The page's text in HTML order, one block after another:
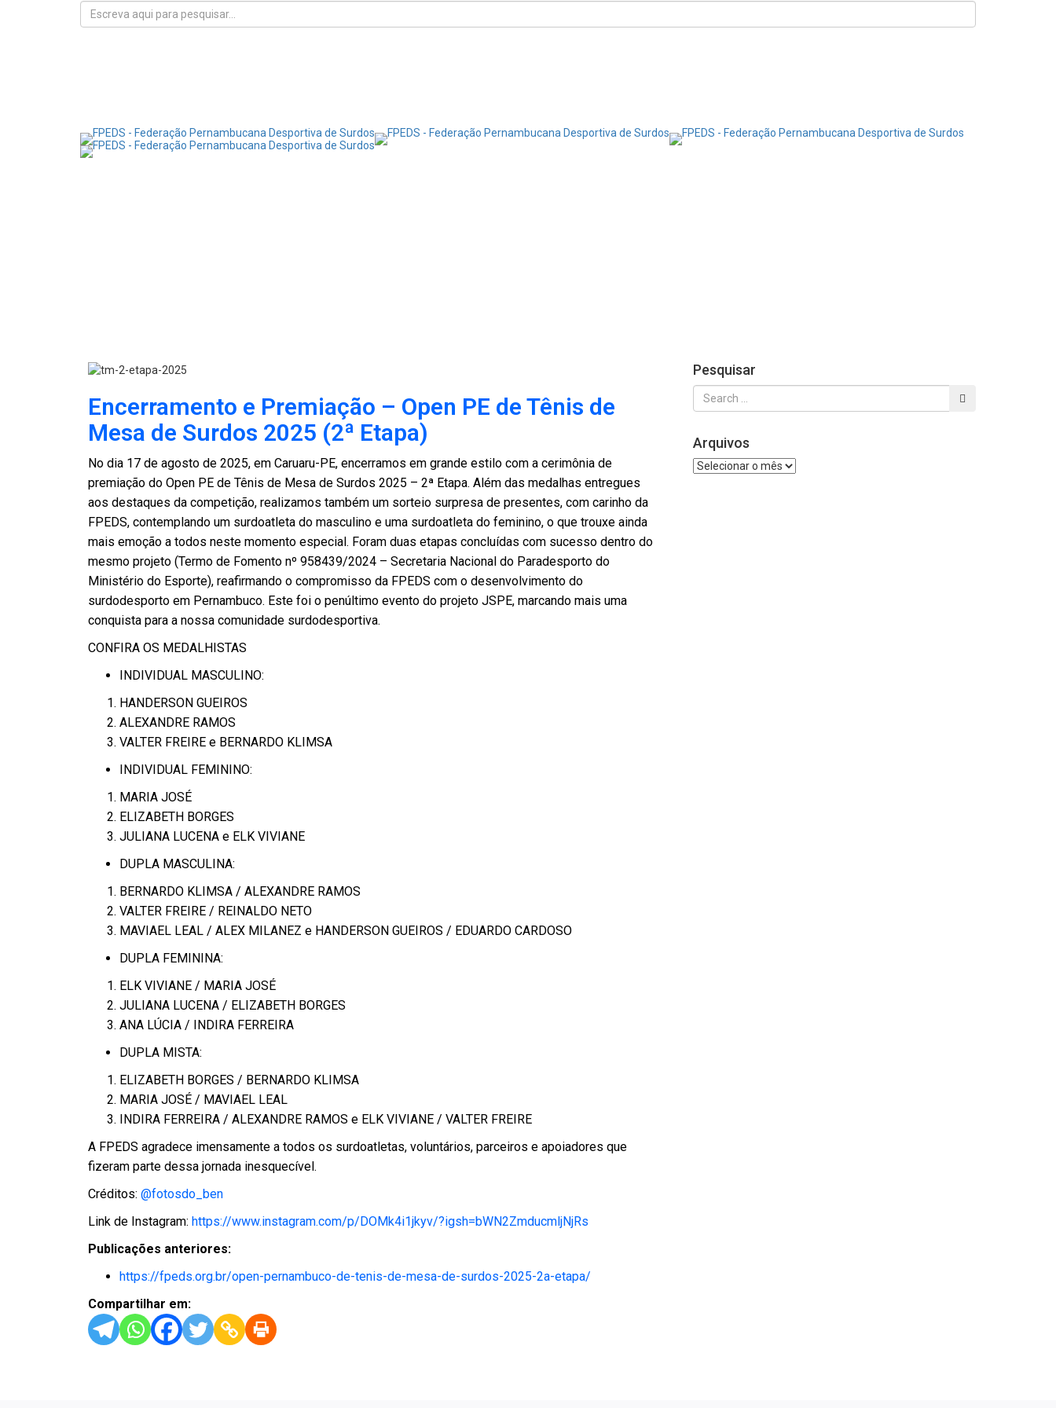
Encerramento e Premiação – Open PE de Tênis de
Mesa de Surdos 2025 (2ª Etapa)
No dia 17 de agosto de 2025, em Caruaru-PE, encerramos em grande estilo com a cerimônia de
premiação do Open PE de Tênis de Mesa de Surdos 2025 – 2ª Etapa. Além das medalhas entregues
aos destaques da competição, realizamos também um sorteio surpresa de presentes, com carinho da
FPEDS, contemplando um surdoatleta do masculino e uma surdoatleta do feminino, o que trouxe ainda
mais emoção a todos neste momento especial. Foram duas etapas concluídas com sucesso dentro do
mesmo projeto (Termo de Fomento nº 958439/2024 – Secretaria Nacional do Paradesporto do
Ministério do Esporte), reafirmando o compromisso da FPEDS com o desenvolvimento do
surdodesporto em Pernambuco. Este foi o penúltimo evento do projeto JSPE, marcando mais uma
conquista para a nossa comunidade surdodesportiva.
CONFIRA OS MEDALHISTAS
INDIVIDUAL MASCULINO:
HANDERSON GUEIROS
ALEXANDRE RAMOS
VALTER FREIRE e BERNARDO KLIMSA
INDIVIDUAL FEMININO:
MARIA JOSÉ
ELIZABETH BORGES
JULIANA LUCENA e ELK VIVIANE
DUPLA MASCULINA:
BERNARDO KLIMSA / ALEXANDRE RAMOS
VALTER FREIRE / REINALDO NETO
MAVIAEL LEAL / ALEX MILANEZ e HANDERSON GUEIROS / EDUARDO CARDOSO
DUPLA FEMININA:
ELK VIVIANE / MARIA JOSÉ
JULIANA LUCENA / ELIZABETH BORGES
ANA LÚCIA / INDIRA FERREIRA
DUPLA MISTA:
ELIZABETH BORGES / BERNARDO KLIMSA
MARIA JOSÉ / MAVIAEL LEAL
INDIRA FERREIRA / ALEXANDRE RAMOS e ELK VIVIANE / VALTER FREIRE
A FPEDS agradece imensamente a todos os surdoatletas, voluntários, parceiros e apoiadores que
fizeram parte dessa jornada inesquecível.
Créditos: @fotosdo_ben
Link de Instagram: https://www.instagram.com/p/DOMk4i1jkyv/?igsh=bWN2ZmducmljNjRs
Publicações anteriores:
https://fpeds.org.br/open-pernambuco-de-tenis-de-mesa-de-surdos-2025-2a-etapa/
Compartilhar em:
Pesquisar
Arquivos
Arquivos